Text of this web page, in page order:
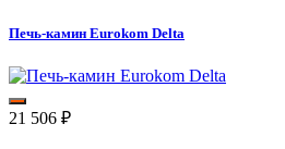
Печь-камин Eurokom Delta
21 506 ₽